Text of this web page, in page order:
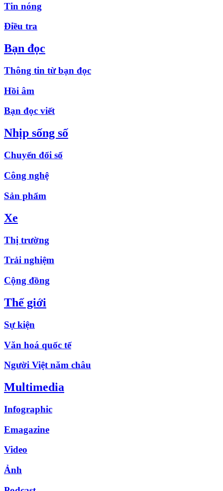
Tin nóng
Điều tra
Bạn đọc
Thông tin từ bạn đọc
Hồi âm
Bạn đọc viết
Nhịp sống số
Chuyển đổi số
Công nghệ
Sản phẩm
Xe
Thị trường
Trải nghiệm
Cộng đồng
Thế giới
Sự kiện
Văn hoá quốc tế
Người Việt năm châu
Multimedia
Infographic
Emagazine
Video
Ảnh